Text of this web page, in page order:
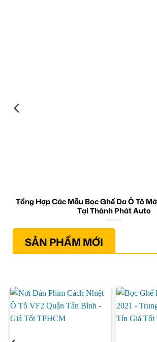
Tổng Hợp Các Mẫu Bọc Ghế Da Ô Tô
Tại Thành Phát Auto
SẢN PHẨM MỚI